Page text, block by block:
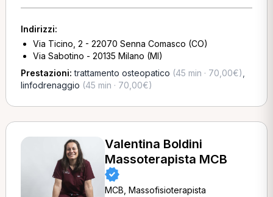
Indirizzi:
Via Ticino, 2 - 22070 Senna Comasco (CO)
Via Sabotino - 20135 Milano (MI)
Prestazioni:trattamento osteopatico (45 min · 70,00€)
linfodrenaggio (45 min · 70,00€)
Valentina Boldini
Massoterapista MCB
MCB, Massofisioterapista